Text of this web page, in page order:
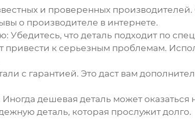
и проверенных
о производителе в интернете.
Убедитесь, что деталь подходит по
к серьезным проблемам.
с гарантией. Это даст вам
дешевая деталь может
деталь, которая прослужит долго.